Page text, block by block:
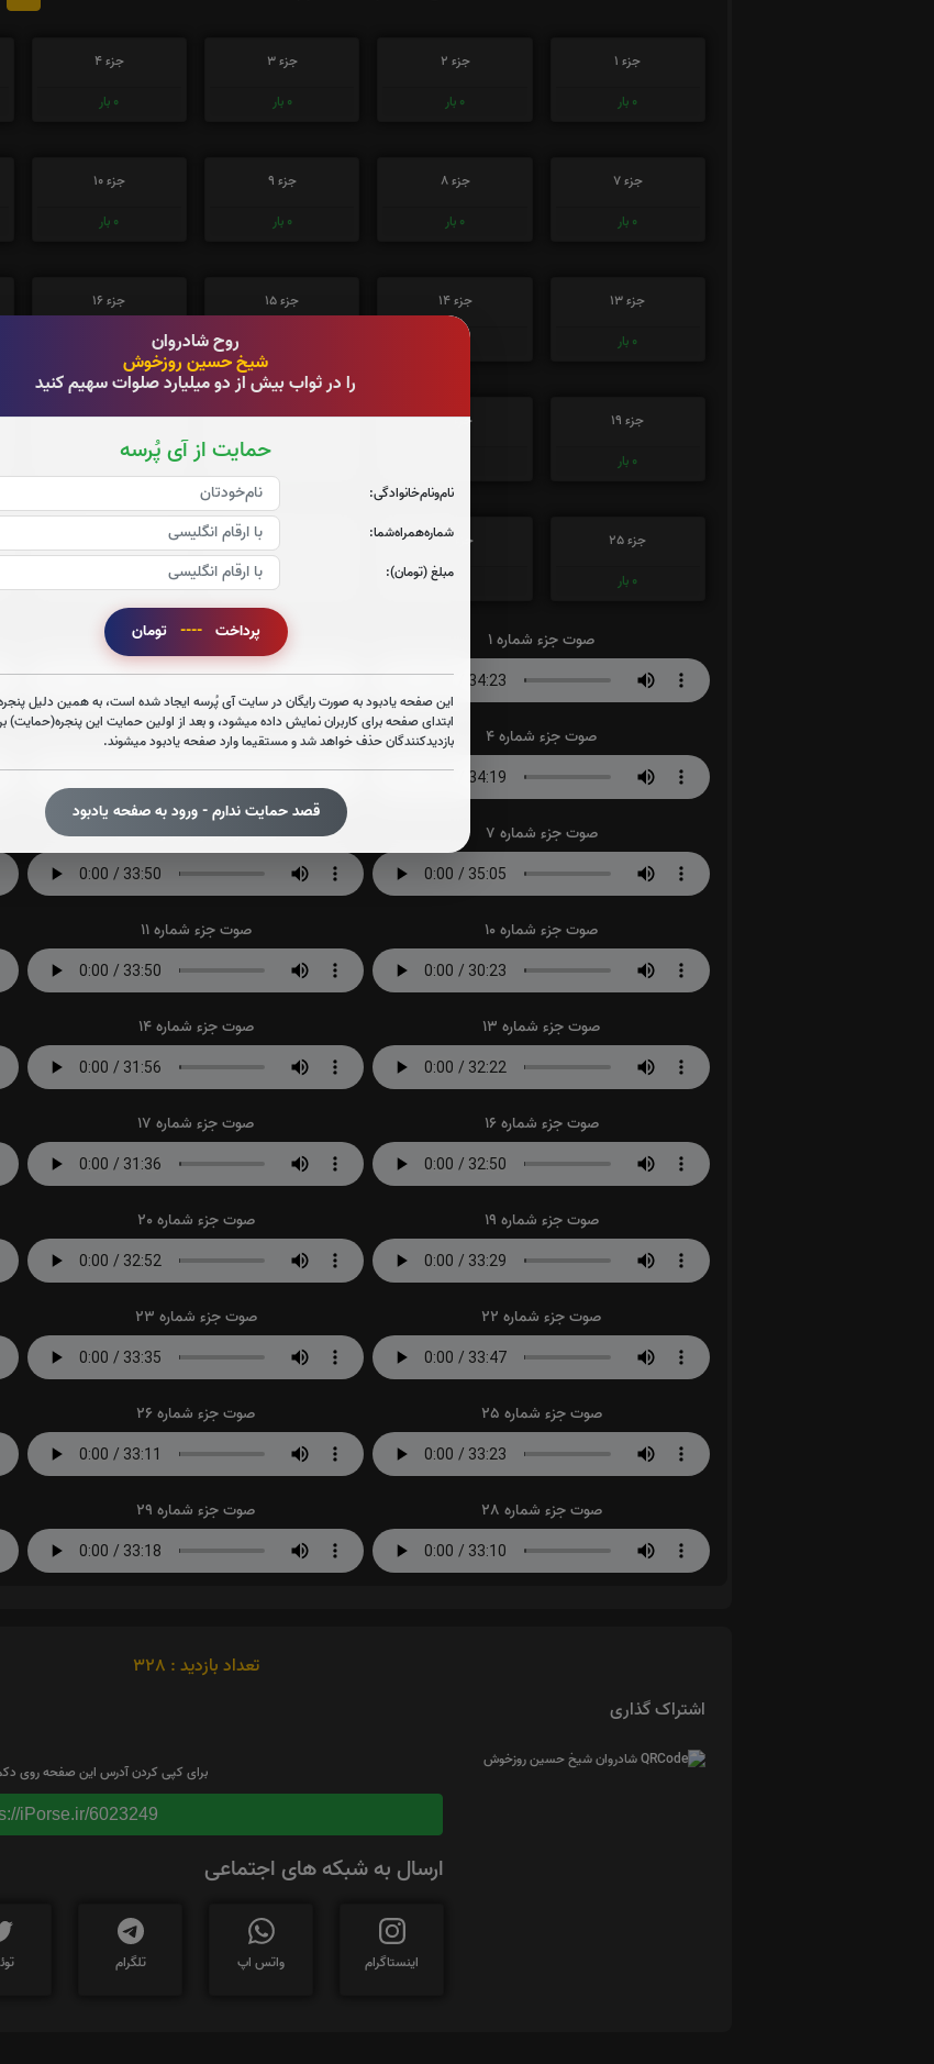
روح شادروان
شیخ حسین روزخوش
را در ثواب بیش از دو میلیارد صلوات سهیم کنید
حمایت از آی پُرسه
نام‌و‌نام‌خانوادگی:
شماره‌همراه‌شما:
مبلغ (تومان):
پرداخت ---- تومان
این صفحه یادبود به صورت رایگان در سایت آی پُرسه ایجاد شده است، به همین دلیل
ابتدای صفحه برای کاربران نمایش داده میشود، و بعد از اولین حمایت این پنجره(حمایت)
بازدیدکنندگان حذف خواهد شد و مستقیما وارد صفحه یادبود میشوند.
قصد حمایت ندارم - ورود به صفحه یادبود
جزء 1
0 بار
جزء 2
0 بار
جزء 3
0 بار
جزء 4
0 بار
جزء 7
0 بار
جزء 8
0 بار
جزء 9
0 بار
جزء 10
0 بار
جزء 13
0 بار
جزء 14
جزء 15
جزء 16
جزء 19
0 بار
جزء 20
جزء 21
جزء 22
جزء 25
0 بار
جزء 26
بار بار
صوت جزء شماره 1 صوت جزء شماره 2
صوت جزء شماره 4 صوت جزء شماره 5
صوت جزء شماره 7 صوت جزء شماره 8
صوت جزء شماره 10 صوت جزء شماره 11
صوت جزء شماره 13 صوت جزء شماره 14
صوت جزء شماره 16 صوت جزء شماره 17
صوت جزء شماره 19 صوت جزء شماره 20
صوت جزء شماره 22 صوت جزء شماره 23
صوت جزء شماره 25 صوت جزء شماره 26
صوت جزء شماره 28 صوت جزء شماره 29
تعداد بازدید : 328
اشتراک گذاری
برای کپی کردن آدرس این صفحه روی
iPorse.ir/6023249
ارسال به شبکه های اجتماعی
اینستاگرام واتس اپ تلگرام